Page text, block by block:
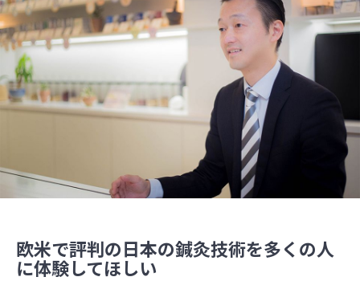
欧米で評判の日本の鍼灸技術を多くの人
に体験してほしい